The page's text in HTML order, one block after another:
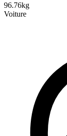
96.76kg
Voiture